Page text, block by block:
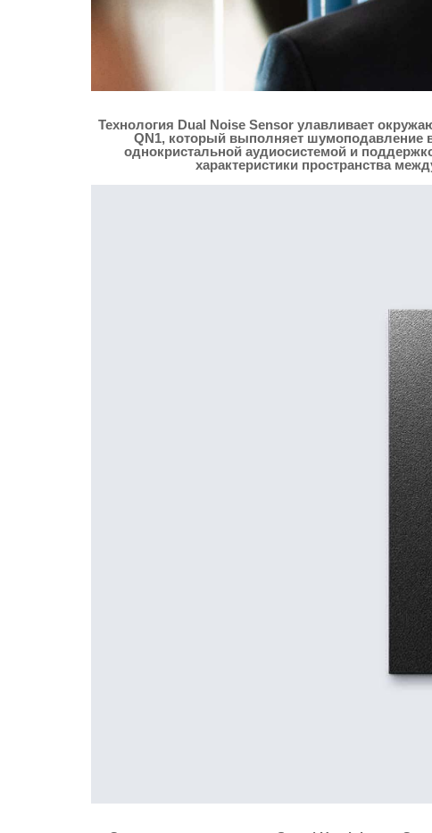
Технология Dual Noise Sensor улавливает
QN1, который выполняет шумоподавление
однокристальной аудиосистемой и
характеристики пространства